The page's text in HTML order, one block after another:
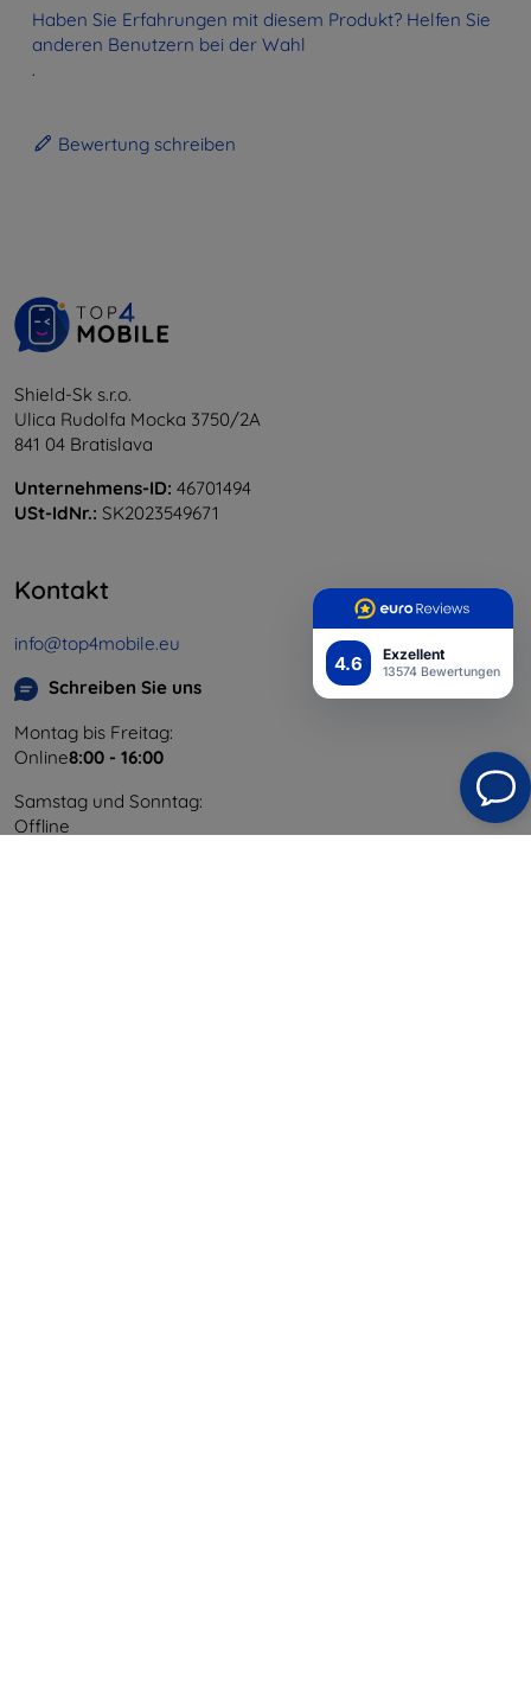
4.6 Exzellent
13574 Bewertungen
Haben Sie Erfahrungen mit diesem Produkt? Helfen Sie
anderen Benutzern bei der Wahl
.
Bewertung schreiben
Shield-Sk s.r.o.
Ulica Rudolfa Mocka 3750/2A
841 04 Bratislava
Unternehmens-ID: 46701494
USt-IdNr.: SK2023549671
Kontakt
info@top4mobile.eu
Schreiben Sie uns
Montag bis Freitag:
Online8:00 - 16:00
Samstag und Sonntag:
Offline